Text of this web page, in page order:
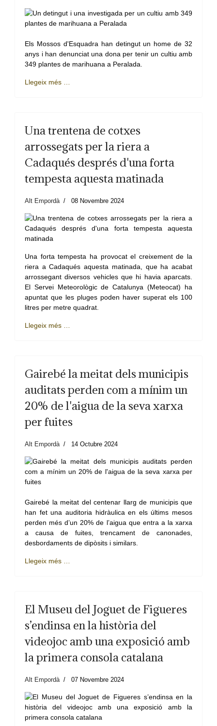
Els Mossos d'Esquadra han detingut un home de 32
anys i han denunciat una dona per tenir un cultiu amb
349 plantes de marihuana a Peralada.
Llegeix més …
Una trentena de cotxes
arrossegats per la riera a
Cadaqués després d'una forta
tempesta aquesta matinada
Alt Empordà 08 Novembre 2024
Una forta tempesta ha provocat el creixement de la
riera a Cadaqués aquesta matinada, que ha acabat
arrossegant diversos vehicles que hi havia aparcats.
El Servei Meteorològic de Catalunya (Meteocat) ha
apuntat que les pluges poden haver superat els 100
litres per metre quadrat.
Llegeix més …
Gairebé la meitat dels municipis
auditats perden com a mínim un
20% de l'aigua de la seva xarxa
per fuites
Alt Empordà 14 Octubre 2024
Gairebé la meitat del centenar llarg de municipis que
han fet una auditoria hidràulica en els últims mesos
perden més d’un 20% de l’aigua que entra a la xarxa
a causa de fuites, trencament de canonades,
desbordaments de dipòsits i similars.
Llegeix més …
El Museu del Joguet de Figueres
s’endinsa en la història del
videojoc amb una exposició amb
la primera consola catalana
Alt Empordà 07 Novembre 2024